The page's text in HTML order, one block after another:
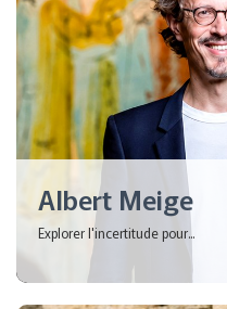
Albert Meige
Explorer l'incertitude pour...